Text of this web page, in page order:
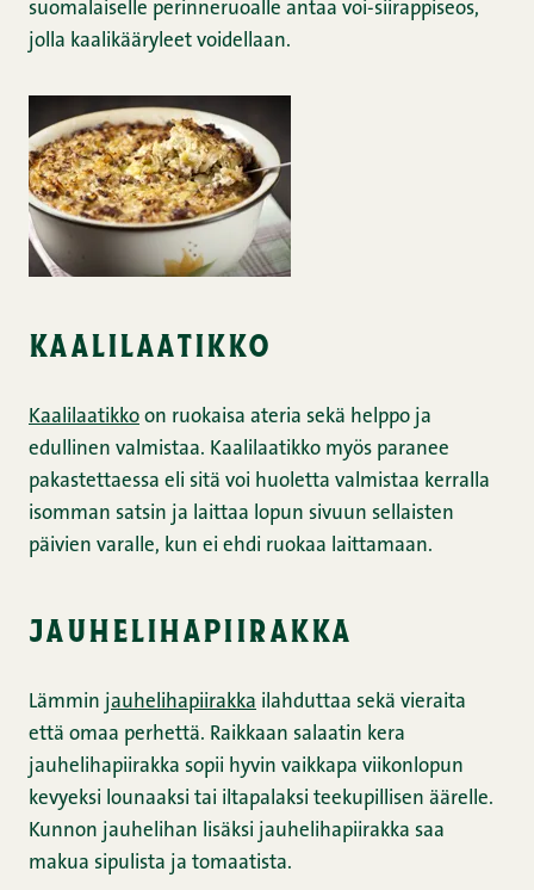
suomalaiselle perinneruoalle antaa voi-siirappiseos,
jolla kaalikääryleet voidellaan.
kaalilaatikko
Kaalilaatikko on ruokaisa ateria sekä helppo ja
edullinen valmistaa. Kaalilaatikko myös paranee
pakastettaessa eli sitä voi huoletta valmistaa kerralla
isomman satsin ja laittaa lopun sivuun sellaisten
päivien varalle, kun ei ehdi ruokaa laittamaan.
jauhelihapiirakka
Lämmin jauhelihapiirakka ilahduttaa sekä vieraita
että omaa perhettä. Raikkaan salaatin kera
jauhelihapiirakka sopii hyvin vaikkapa viikonlopun
kevyeksi lounaaksi tai iltapalaksi teekupillisen äärelle.
Kunnon jauhelihan lisäksi jauhelihapiirakka saa
makua sipulista ja tomaatista.